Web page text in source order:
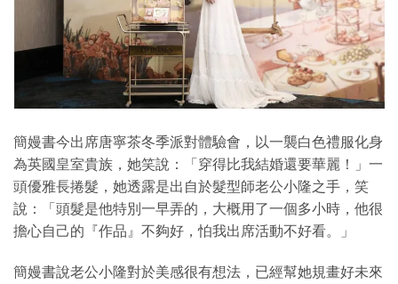
簡嫚書今出席唐寧茶冬季派對體驗會，以一襲白色禮服化身
為英國皇室貴族，她笑說：「穿得比我結婚還要華麗！」一
頭優雅長捲髮，她透露是出自於髮型師老公小隆之手，笑
說：「頭髮是他特別一早弄的，大概用了一個多小時，他很
擔心自己的『作品』不夠好，怕我出席活動不好看。」
簡嫚書說老公小隆對於美感很有想法，已經幫她規畫好未來